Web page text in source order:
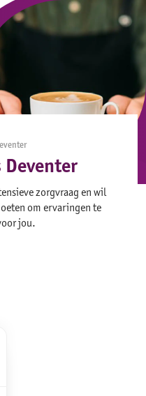
zorgvraag en wil
om ervaringen te
jou.